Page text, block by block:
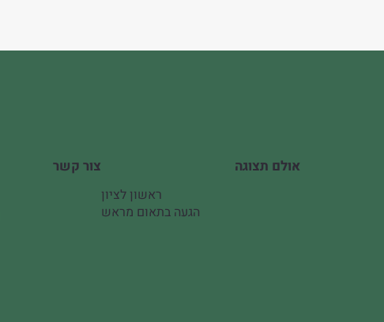
צור קשר
ראשון לציון
הגעה בתאום מראש